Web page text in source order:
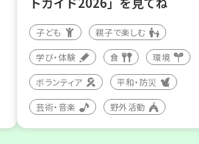
子ども 親子で楽しむ
学び・体験 食 環境
ボランティア 平和・防災
芸術・音楽 野外活動